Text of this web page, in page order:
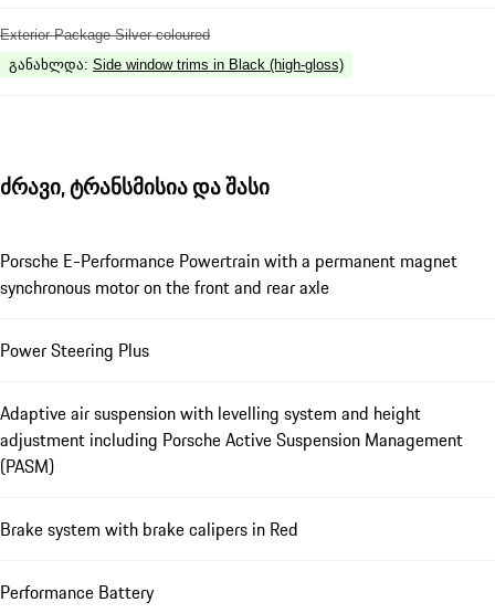
Exterior Package Silver coloured
განახლდა: Side window trims in Black (high-gloss)
ძრავი, ტრანსმისია და შასი
Porsche E-Performance Powertrain with a permanent magnet
synchronous motor on the front and rear axle
Power Steering Plus
Adaptive air suspension with levelling system and height
adjustment including Porsche Active Suspension Management
(PASM)
Brake system with brake calipers in Red
Performance Battery